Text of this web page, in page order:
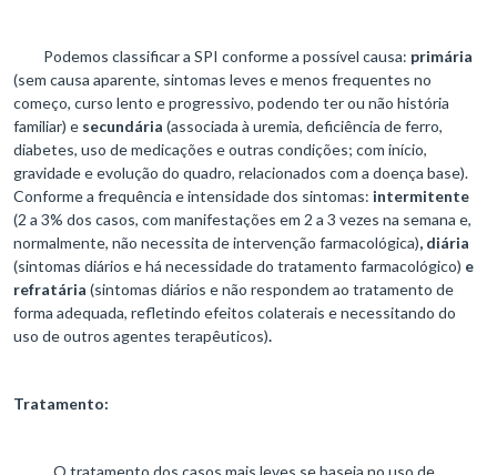
Podemos classificar a SPI conforme a possível causa: primária
(sem causa aparente, sintomas leves e menos frequentes no
começo, curso lento e progressivo, podendo ter ou não história
familiar) e secundária (associada à uremia, deficiência de ferro,
diabetes, uso de medicações e outras condições; com início,
gravidade e evolução do quadro, relacionados com a doença base).
Conforme a frequência e intensidade dos sintomas: intermitente
(2 a 3% dos casos, com manifestações em 2 a 3 vezes na semana e,
normalmente, não necessita de intervenção farmacológica), diária
(sintomas diários e há necessidade do tratamento farmacológico) e
refratária (sintomas diários e não respondem ao tratamento de
forma adequada, refletindo efeitos colaterais e necessitando do
uso de outros agentes terapêuticos).
Tratamento: